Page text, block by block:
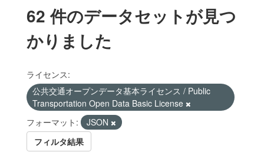
62 件のデータセットが見つ
かりました
ライセンス:
公共交通オープンデータ基本ライセンス / Public
Transportation Open Data Basic License
フォーマット:
JSON
フィルタ結果